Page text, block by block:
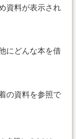
資料が表示され
にどんな本を借
の資料を参照で